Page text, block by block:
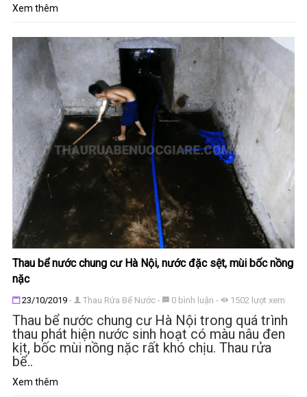
Xem thêm
Thau bể nước chung cư Hà Nội, nước đặc sệt, mùi bốc nồng
nặc
Đăng ngày
23/10/2019 - Thau Rửa Bể Nước - 0 bình luận - 1502 lượt xem
Thau bể nước chung cư Hà Nội trong quá trình
thau phát hiện nước sinh hoạt có màu nâu đen
kịt, bốc mùi nồng nặc rất khó chịu. Thau rửa
bể..
Xem thêm